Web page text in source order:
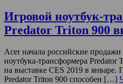
Игровой ноутбук-
Predator Triton 900
Acer начала российские продажи
ноутбука-трансформера Predator
на выставке CES 2019 в
Predator Triton 900 способен […]